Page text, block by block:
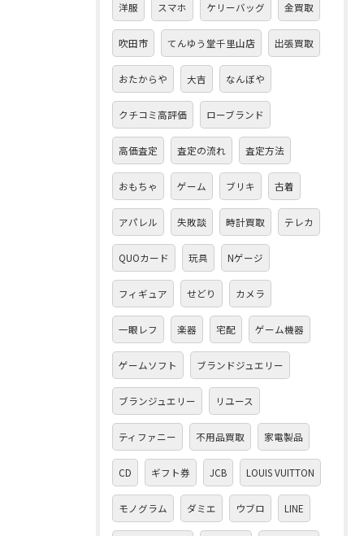
洋服 スマホ ケリーバッグ 金買取
吹田市 てんゆう堂千里山店 出張買取
おたからや 大吉 なんぼや
クチコミ高評価 ローブランド
高価査定 査定の流れ 査定方法
おもちゃ ゲーム ブリキ 古着
アパレル 失敗談 時計買取 テレカ
QUOカード 玩具 Nゲージ
フィギュア せどり カメラ
一眼レフ 楽器 宅配 ゲーム機器
ゲームソフト ブランドジュエリー
ブランジュエリー リユース
ティファニー 不用品買取 家電製品
CD ギフト券 JCB LOUIS VUITTON
モノグラム ダミエ ウブロ LINE